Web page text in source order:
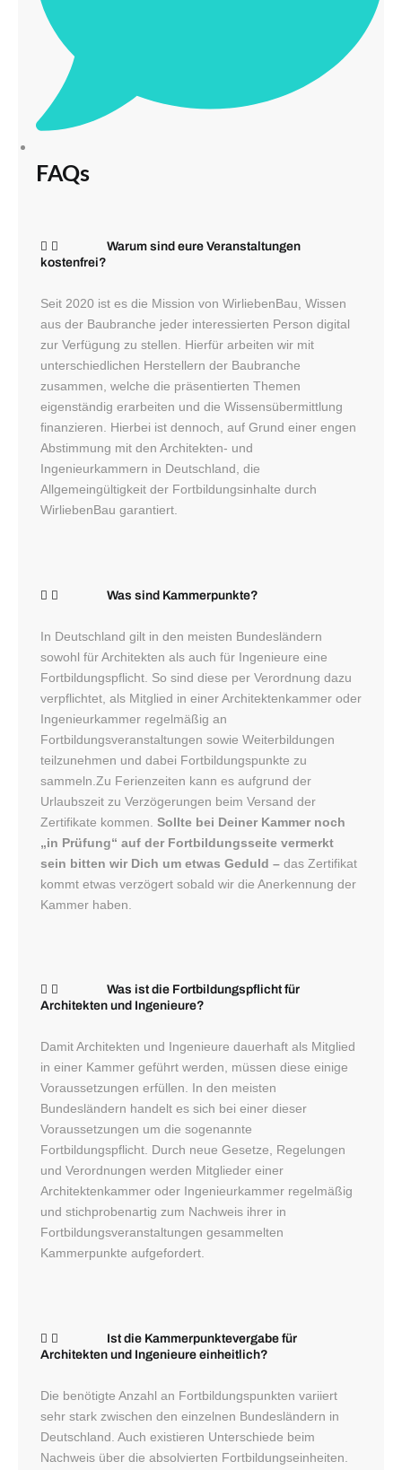
FAQs
Warum sind eure Veranstaltungen
kostenfrei?
Seit 2020 ist es die Mission von WirliebenBau, Wissen
aus der Baubranche jeder interessierten Person digital
zur Verfügung zu stellen. Hierfür arbeiten wir mit
unterschiedlichen Herstellern der Baubranche
zusammen, welche die präsentierten Themen
eigenständig erarbeiten und die Wissensübermittlung
finanzieren. Hierbei ist dennoch, auf Grund einer engen
Abstimmung mit den Architekten- und
Ingenieurkammern in Deutschland, die
Allgemeingültigkeit der Fortbildungsinhalte durch
WirliebenBau garantiert.
Was sind Kammerpunkte?
In Deutschland gilt in den meisten Bundesländern
sowohl für Architekten als auch für Ingenieure eine
Fortbildungspflicht. So sind diese per Verordnung dazu
verpflichtet, als Mitglied in einer Architektenkammer oder
Ingenieurkammer regelmäßig an
Fortbildungsveranstaltungen sowie Weiterbildungen
teilzunehmen und dabei Fortbildungspunkte zu
sammeln.Zu Ferienzeiten kann es aufgrund der
Urlaubszeit zu Verzögerungen beim Versand der
Zertifikate kommen. Sollte bei Deiner Kammer noch
„in Prüfung“ auf der Fortbildungsseite vermerkt
sein bitten wir Dich um etwas Geduld – das Zertifikat
kommt etwas verzögert sobald wir die Anerkennung der
Kammer haben.
Was ist die Fortbildungspflicht für
Architekten und Ingenieure?
Damit Architekten und Ingenieure dauerhaft als Mitglied
in einer Kammer geführt werden, müssen diese einige
Voraussetzungen erfüllen. In den meisten
Bundesländern handelt es sich bei einer dieser
Voraussetzungen um die sogenannte
Fortbildungspflicht. Durch neue Gesetze, Regelungen
und Verordnungen werden Mitglieder einer
Architektenkammer oder Ingenieurkammer regelmäßig
und stichprobenartig zum Nachweis ihrer in
Fortbildungsveranstaltungen gesammelten
Kammerpunkte aufgefordert.
Ist die Kammerpunktevergabe für
Architekten und Ingenieure einheitlich?
Die benötigte Anzahl an Fortbildungspunkten variiert
sehr stark zwischen den einzelnen Bundesländern in
Deutschland. Auch existieren Unterschiede beim
Nachweis über die absolvierten Fortbildungseinheiten.